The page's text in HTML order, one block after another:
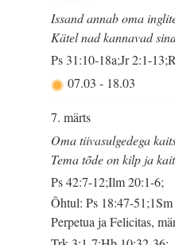
Issand annab oma
Kätel nad kannavad
Ps 31:10-18a;Jr 2:1-
07.03 - 18.03
7. märts
Oma tiivasulgedega
Tema tõde on kilp ja
Ps 42:7-12;Ilm 20:1-6;
Õhtul: Ps 18:47-
Perpetua ja Felicitas,